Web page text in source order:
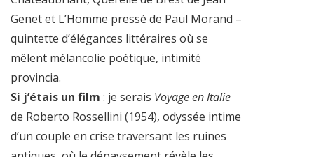
Genet et L’Homme pressé de Paul Morand –
quintette d’élégances littéraires où se
mêlent mélancolie poétique, intimité
provincia.
Si j’étais un film : je serais Voyage en Italie
de Roberto Rossellini (1954), odyssée intime
d’un couple en crise traversant les ruines